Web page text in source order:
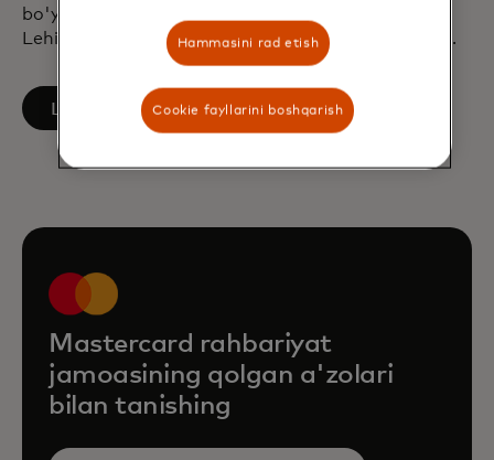
bo'yicha imtiyozli huquq magistri darajasiga va
Lehigh universitetida fan bakalavri darajasiga ega.
LinkedIn’da kuzatib boring
opens in a new tab
Mastercard rahbariyat
jamoasining qolgan a'zolari
bilan tanishing
Hammasini rad etish
Cookie fayllarini boshqarish